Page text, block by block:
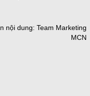
Marketing
MCN